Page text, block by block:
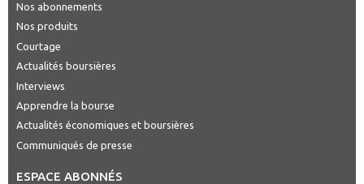
Nos abonnements
Nos produits
Courtage
Actualités boursières
Interviews
Apprendre la bourse
Actualités économiques et boursières
Communiqués de presse
ESPACE ABONNÉS